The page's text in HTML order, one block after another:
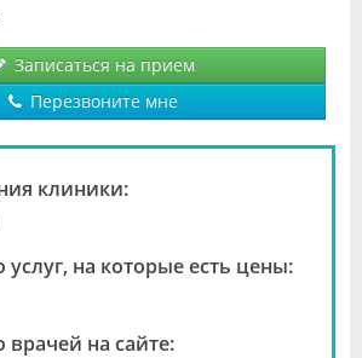
Записаться на прием
Перезвоните мне
клиники:
услуг, на которые есть цены:
врачей на сайте: